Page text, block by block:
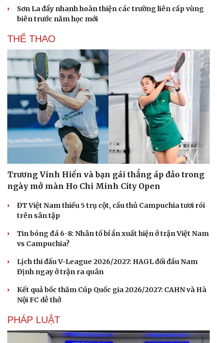
Sơn La đẩy nhanh hoàn thiện các trường liên cấp vùng
biên trước năm học mới
THỂ THAO
Trương Vinh Hiển và bạn gái thắng áp đảo trong
ngày mở màn Ho Chi Minh City Open
ĐT Việt Nam thiếu 5 trụ cột, cầu thủ Campuchia tươi rói
trên sân tập
Tin bóng đá 6-8: Nhân tố bí ẩn xuất hiện ở trận Việt Nam
vs Campuchia?
Lịch thi đấu V-League 2026/2027: HAGL đối đầu Nam
Định ngay ở trận ra quân
Kết quả bốc thăm Cúp Quốc gia 2026/2027: CAHN và Hà
Nội FC dễ thở
PHÁP LUẬT